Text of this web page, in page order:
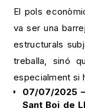
El pols
va ser una
estructurals
treballa, sinó
especialment si
07/07/2025
Sant Boi de